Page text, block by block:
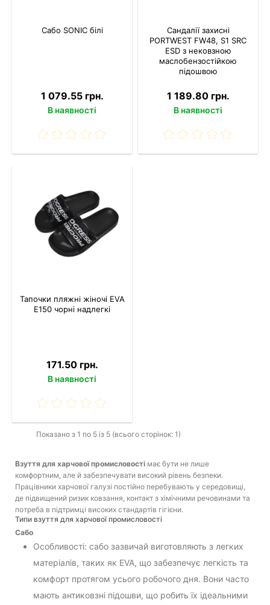
Сабо SONIC білі
1 079.55 грн.
В наявності
Сандалії захисні
PORTWEST FW48, S1 SRC
ESD з нековзною
маслобензостійкою
підошвою
1 189.80 грн.
В наявності
Тапочки пляжні жіночі EVA
E150 чорні надлегкі
171.50 грн.
В наявності
Показано з 1 по 5 із 5 (всього сторінок: 1)
Взуття для харчової промисловості має бути не лише
комфортним, але й забезпечувати високий рівень безпеки.
Працівники харчової галузі постійно перебувають у середовищі,
де підвищений ризик ковзання, контакт з хімічними речовинами та
потреба в підтримці високих стандартів гігієни.
Типи взуття для харчової промисловості
Сабо
Особливості: сабо зазвичай виготовляють з легких
матеріалів, таких як EVA, що забезпечує легкість та
комфорт протягом усього робочого дня. Вони часто
мають антиковзні підошви, що робить їх ідеальними